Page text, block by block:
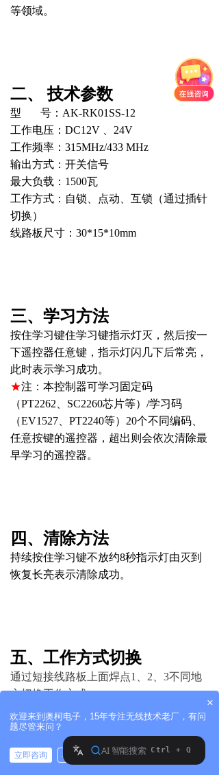
等领域。
二、 技术参数
型 号：AK-RK01SS-12
工作电压： DC12V
24V
工作频率： 315MHz/433 MHz
输出方式：开关信号
最大负载： 1500瓦
工作方式：自锁、点动、互锁（通过插针
切换）
线路板尺寸： 30*15*10mm
三、学习方法
按住学习键住学习键指示灯灭，然后按一
下遥控器任意键，指示灯闪几下后常亮，
此时表示学习成功。
★注：本控制器可学习固定码
（PT2262 SC2260芯片等） /学习码
（EV1527 PT2240等） 20个不同编码、
任意按键的遥控器，超出则会依次清除最
早学习的遥控器。
四、清除方法
持续按住学习键不放约8秒指示灯由灭到
恢复长亮表示清除成功。
五、工作方式切换
通过短接线路板上面焊点1、2、3不同地
方切换工作方式。
1、点动——1、2、3空置不短接
2、互锁——短接2、3
3、自锁——短接1、2
×
欢迎来到奥柯电子，15年专注无线技术老厂，有问
题尽管来问？
立即咨询
稍后再说
拨打电话